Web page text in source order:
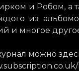
и Робом, а
из
и многое
можно